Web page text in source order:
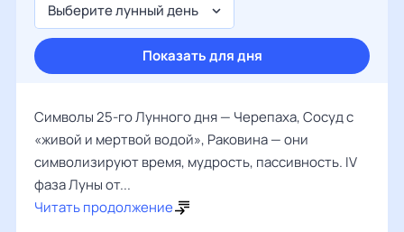
Выберите лунный день
Показать для дня
Символы 25-го Лунного дня — Черепаха, Сосуд с
«живой и мертвой водой», Раковина — они
символизируют время, мудрость, пассивность. IV
фаза Луны от...
Читать продолжение